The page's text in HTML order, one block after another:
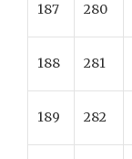
187 280
188 281
189 282